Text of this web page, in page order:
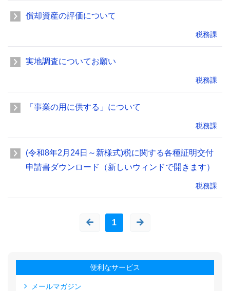
償却資産の評価について
税務課
実地調査についてお願い
税務課
「事業の用に供する」について
税務課
(令和8年2月24日～新様式)税に関する各種証明交付
申請書ダウンロード（新しいウィンドで開きます）
税務課
1
便利なサービス
メールマガジン